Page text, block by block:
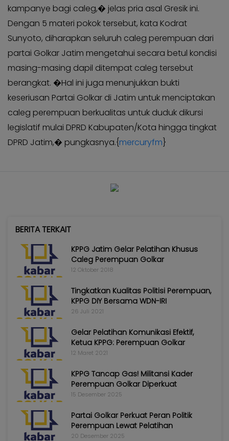
kampanye bagi caleg,� jelas pria asal Gresik ini.
Dengan 5 materi pokok tersebut, kata Kodrat
Sunyoto, diharapkan seluruh caleg perempuan dari
partai Golkar Jatim mengetahui secara betul kondisi
masing-masing dapil ditempat caleg tersebut
berangkat. �Hal ini juga menunjukkan bukti
keseriusan Partai Golkar di Jatim untuk menciptakan
caleg perempuan berkualitas untuk duduk dikursi
legislatif mulai DPRD Kabupaten/Kota hingga tingkat
DPRD Jatim,� pungkasnya.{mercuryfm}
BERITA TERKAIT
KPPG Jatim Gelar Pelatihan Khusus
Caleg Perempuan Golkar
12 Oktober 2018
Tingkatkan Kualitas Politisi Perempuan,
KPPG DIY Bersama WDN-IRI
26 Juli 2021
Gelar Pelatihan Komunikasi Efektif,
Ketua KPPG: Perempuan Golkar
12 Maret 2021
KPPG Tancap Gas! Militansi Kader
Perempuan Golkar Diperkuat
15 Desember 2025
Partai Golkar Perkuat Peran Politik
Perempuan Lewat Pelatihan
20 Desember 2025